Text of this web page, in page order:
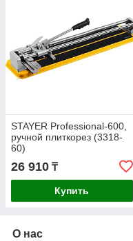
STAYER Professional-600,
ручной плиткорез (3318-
60)
26 910 ₸
Купить
О нас